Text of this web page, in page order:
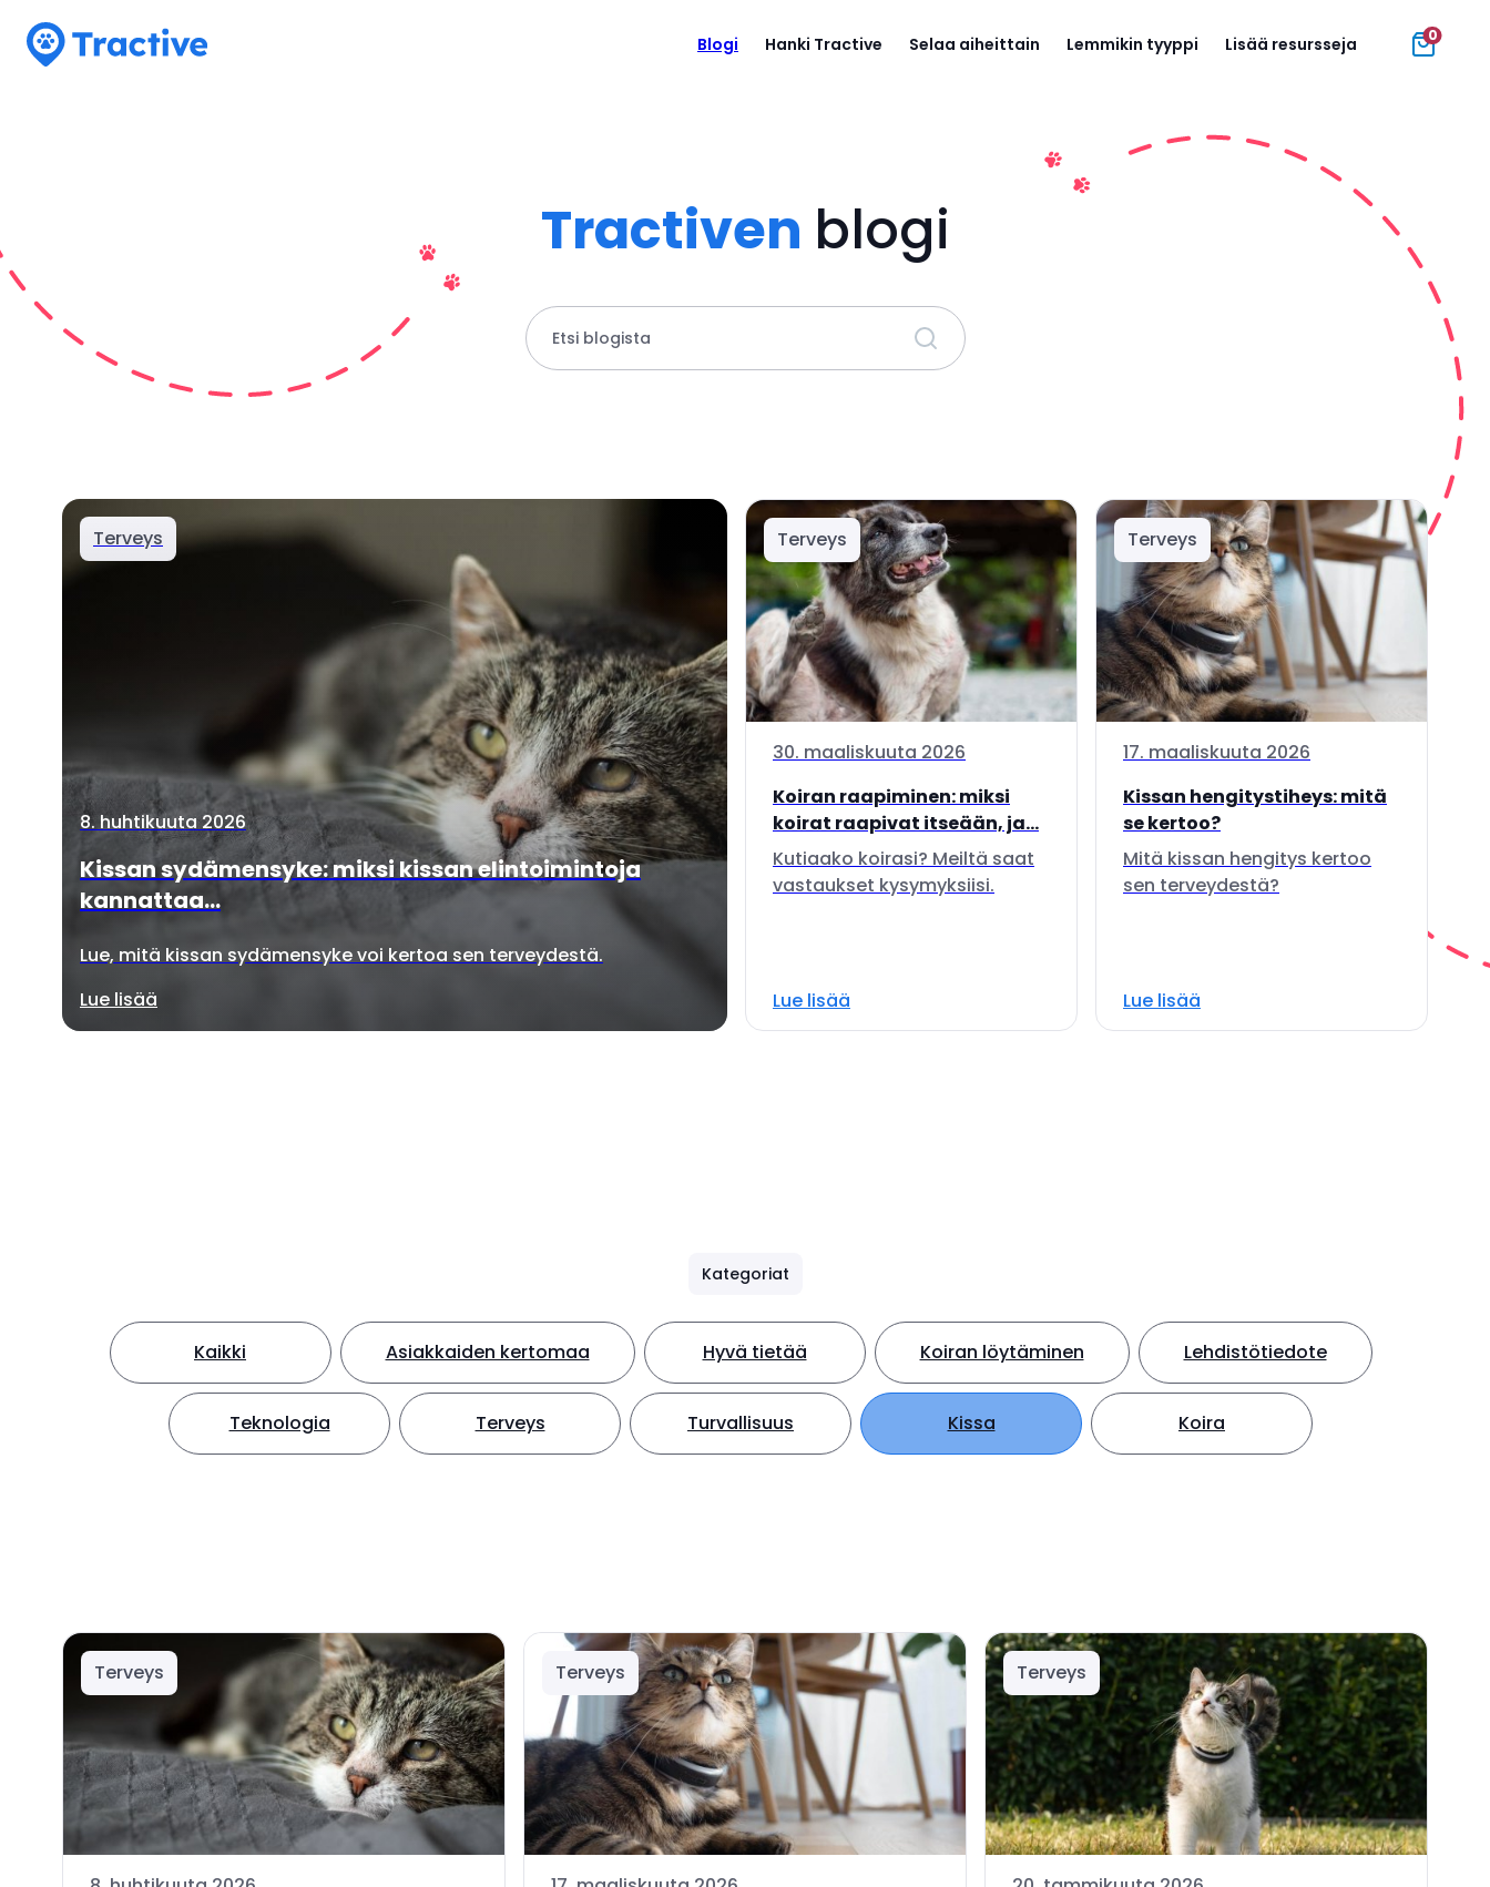
Blogi Hanki Tractive Selaa aiheittain Lemmikin tyyppi Lisää resursseja 0
Tractiven blogi
Etsi blogista
Terveys
8. huhtikuuta 2026
Kissan sydämensyke: miksi kissan elintoimintoja
kannattaa...
Lue, mitä kissan sydämensyke voi kertoa sen terveydestä.
Lue lisää
Terveys
30. maaliskuuta 2026
Koiran raapiminen: miksi
koirat raapivat itseään, ja...
Kutiaako koirasi? Meiltä saat
vastaukset kysymyksiisi.
Lue lisää
Terveys
17. maaliskuuta 2026
Kissan hengitystiheys: mitä
se kertoo?
Mitä kissan hengitys kertoo
sen terveydestä?
Lue lisää
Kategoriat
Kaikki Asiakkaiden kertomaa Hyvä tietää Koiran löytäminen Lehdistötiedote
Teknologia Terveys Turvallisuus Kissa Koira
Terveys Terveys Terveys